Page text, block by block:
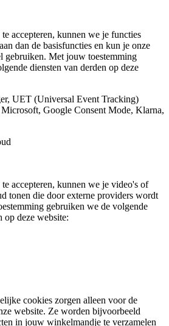
accepteren, kunnen we je functies
dan de basisfuncties en kun je onze
gebruiken. Met jouw toestemming
diensten van derden op deze
UET (Universal Event Tracking)
Google Consent Mode, Klarna,
accepteren, kunnen we je video's of
tonen die door externe providers wordt
gebruiken we de volgende
op deze website:
cookies zorgen alleen voor de
website. Ze worden bijvoorbeeld
in jouw winkelmandje te verzamelen